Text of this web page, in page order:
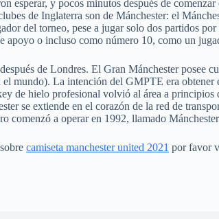
esperar, y pocos minutos después de
de Inglaterra son de Mánchester: el
del torneo, pese a jugar solo dos partidos
o incluso como número 10, como un
de Londres. El Gran Mánchester posee
mundo). La intención del GMPTE era
de hielo profesional volvió al área a
se extiende en el corazón de la red de
comenzó a operar en 1992, llamado
camiseta manchester united 2021 por favor